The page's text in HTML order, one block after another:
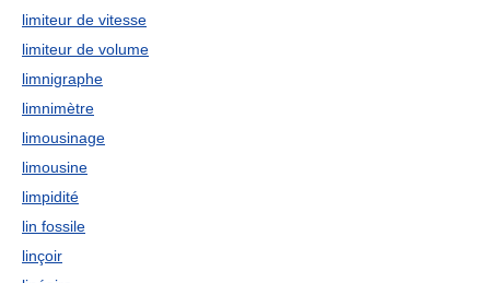
limiteur de vitesse
limiteur de volume
limnigraphe
limnimètre
limousinage
limousine
limpidité
lin fossile
linçoir